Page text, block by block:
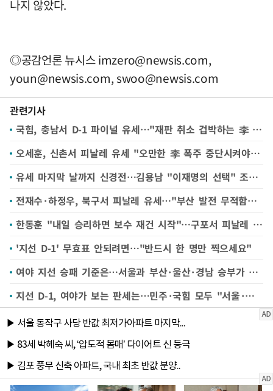
나지 않았다.
◎공감언론 뉴시스imzero@newsis.com,
youn@newsis.com,swoo@newsis.com
관련기사
국힘, 충남서 D-1 파이널 유세…"재판 취소 겁박하는 李 심판해야"
오세훈, 신촌서 피날레 유세 "오만한 李 폭주 중단시켜야…정원오는 함량미달"
유세 마지막 날까지 신경전…김용남 "이재명의 선택" 조국 "민주당원이 날 찍는다더라"
전재수·하정우, 북구서 피날레 유세…"부산 발전 무적함대 출항"
한동훈 "내일 승리하면 보수 재건 시작"…구포서 피날레 유세
'지선 D-1' 무효표 안되려면…"반드시 한 명만 찍으세요"
여야 지선 승패 기준은…서울과 부산·울산·경남 승부가 관건
지선 D-1, 여야가 보는 판세는…민주·국힘 모두 "서울·부산·울산·경남 접전"